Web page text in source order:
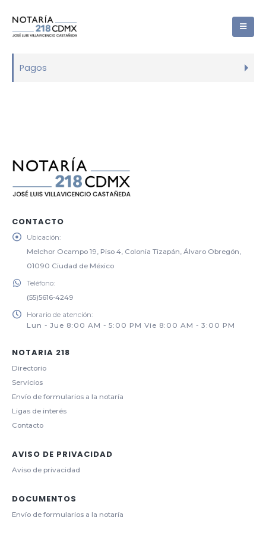
Pagos
CONTACTO
Ubicación:
Melchor Ocampo 19, Piso 4, Colonia Tizapán, Álvaro Obregón,
01090 Ciudad de México
Teléfono:
(55)5616-4249
Horario de atención:
Lun - Jue 8:00 AM - 5:00 PM Vie 8:00 AM - 3:00 PM
NOTARIA 218
Directorio
Servicios
Envío de formularios a la notaría
Ligas de interés
Contacto
AVISO DE PRIVACIDAD
Aviso de privacidad
DOCUMENTOS
Envío de formularios a la notaría